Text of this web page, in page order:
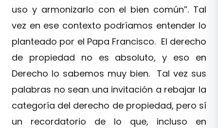
uso y armonizarlo con el bien común”. Tal
vez en ese contexto podríamos entender lo
planteado por el Papa Francisco. El derecho
de propiedad no es absoluto, y eso en
Derecho lo sabemos muy bien. Tal vez sus
palabras no sean una invitación a rebajar la
categoría del derecho de propiedad, pero sí
un recordatorio de lo que, incluso en